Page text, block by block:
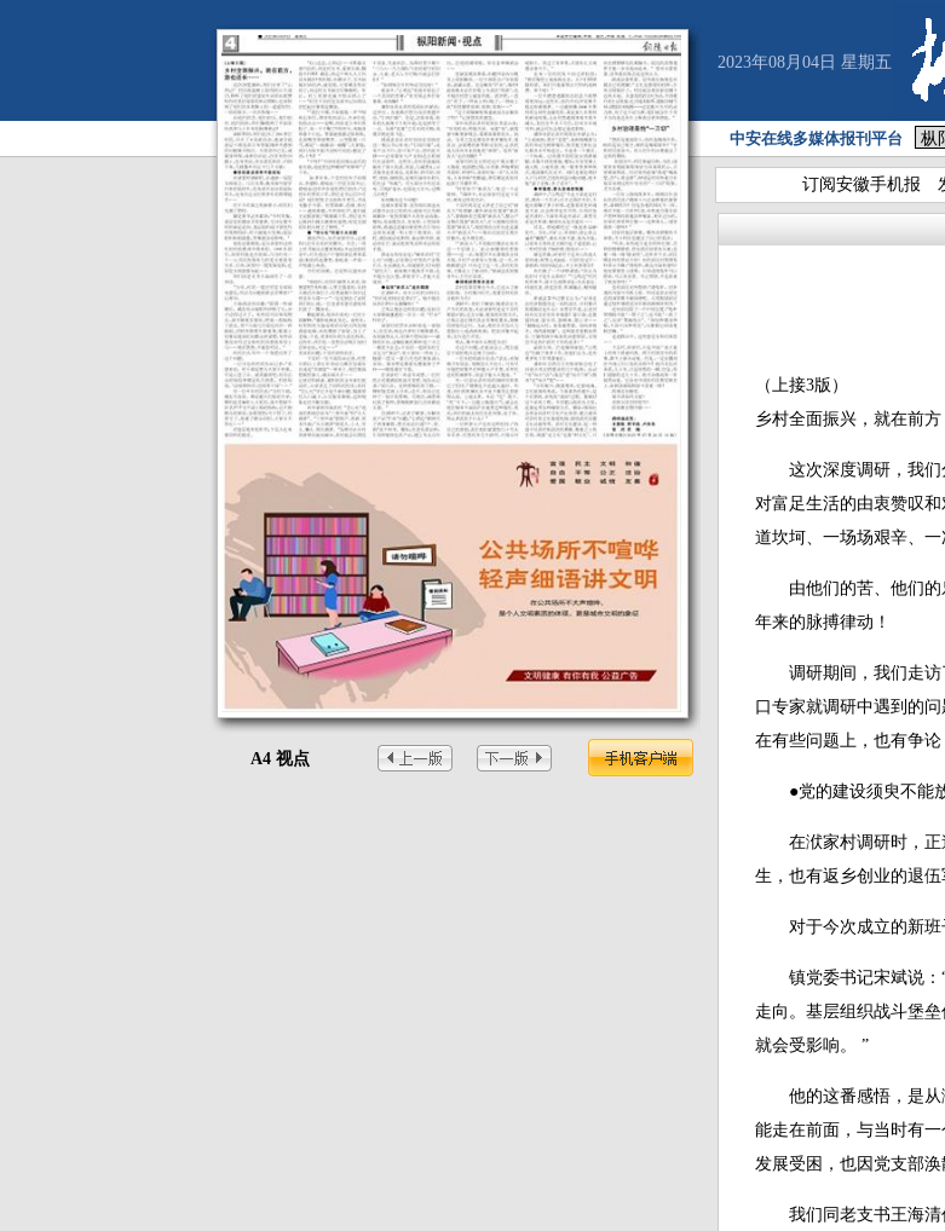
A4 视点
2023年08月04日 星期五
中安在线多媒体报刊平台
订阅安徽手机报
（上接3版）
乡村全面振兴，就在前
这次深度调研，我们
对富足生活的由衷赞叹
道坎坷、一场场艰辛、
由他们的苦、他们的
年来的脉搏律动！
调研期间，我们走访
口专家就调研中遇到的
在有些问题上，也有争
●党的建设须臾不能
在洑家村调研时，正
生，也有返乡创业的退
对于今次成立的新班
镇党委书记宋斌说：“
走向。基层组织战斗堡
就会受影响。 ”
他的这番感悟，是从
能走在前面，与当时有
发展受困，也因党支部
我们同老支书王海清